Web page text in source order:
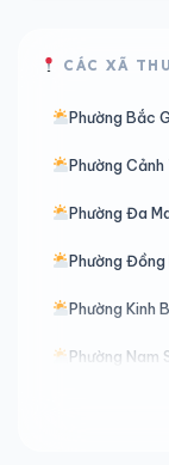
CÁC XÃ
Phường Bắc
Phường Cảnh
Phường Đa
Phường Đồng
Phường Kinh
Phường Nam
Phường